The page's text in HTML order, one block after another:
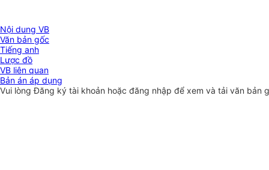
Nội dung VB
Văn bản gốc
Tiếng anh
Lược đồ
VB liên quan
Bản án áp dụng
Vui lòngĐăng ký tài khoản hoặc đăng nhập để xem và tải văn bản